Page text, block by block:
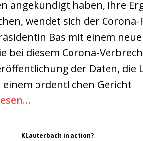
angekündigt haben, ihre
wendet sich der Corona-
Bas mit einem
bei diesem Corona-
der Daten, die
ordentlichen Gericht
KLauterbach in action?